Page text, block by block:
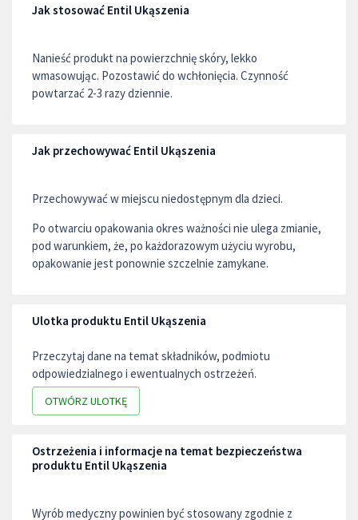
Jak stosować Entil Ukąszenia
Nanieść produkt na powierzchnię skóry, lekko
wmasowując. Pozostawić do wchłonięcia. Czynność
powtarzać 2-3 razy dziennie.
Jak przechowywać Entil Ukąszenia
Przechowywać w miejscu niedostępnym dla dzieci.
Po otwarciu opakowania okres ważności nie ulega zmianie,
pod warunkiem, że, po każdorazowym użyciu wyrobu,
opakowanie jest ponownie szczelnie zamykane.
Ulotka produktu Entil Ukąszenia
Przeczytaj dane na temat składników, podmiotu
odpowiedzialnego i ewentualnych ostrzeżeń.
OTWÓRZ ULOTKĘ
Ostrzeżenia i informacje na temat bezpieczeństwa
produktu Entil Ukąszenia
Wyrób medyczny powinien być stosowany zgodnie z